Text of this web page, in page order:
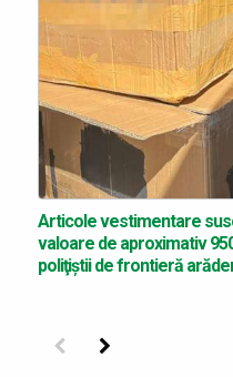
Articole vestimentare
valoare de aproximativ
poliţiştii de frontieră
Precedenta